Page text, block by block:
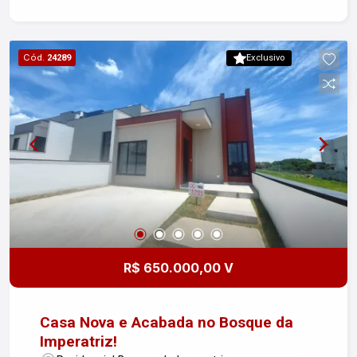
escolha do piso e cor das paredes pelo
comprador Aceita proposta e financiamento! Não
perca a oportunidade de morar em um lugar
incrível! Entre em contato para mais informações
e agende sua visita! #altopadraopinda
Exclusivo
Cód. 24289
R$ 650.000,00 V
Casa Nova e Acabada no Bosque da
Imperatriz!